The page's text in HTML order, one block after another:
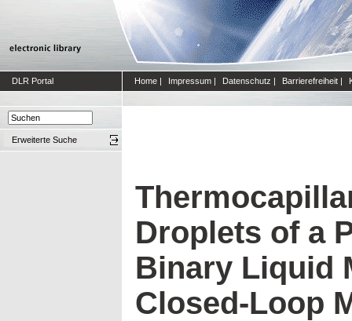
DLR Portal Home | Impressum | Datenschutz | Barrierefreiheit |
Erweiterte Suche
Droplets of a
Binary Liquid
Closed-Loop